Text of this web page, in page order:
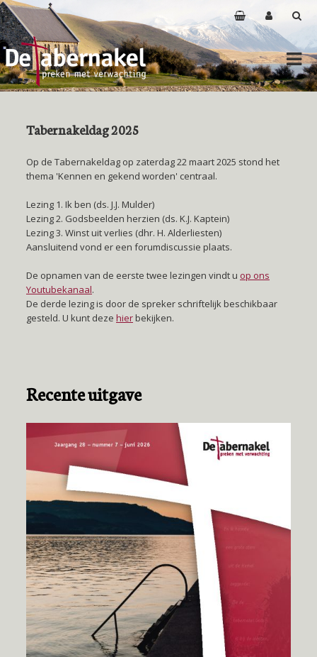
Tabernakeldag 2025
Op de Tabernakeldag op zaterdag 22 maart 2025 stond het
thema 'Kennen en gekend worden' centraal.
Lezing 1. Ik ben (ds. J.J. Mulder)
Lezing 2. Godsbeelden herzien (ds. K.J. Kaptein)
Lezing 3. Winst uit verlies (dhr. H. Alderliesten)
Aansluitend vond er een forumdiscussie plaats.
De opnamen van de eerste twee lezingen vindt u op ons
Youtubekanaal.
De derde lezing is door de spreker schriftelijk beschikbaar
gesteld. U kunt deze hierbekijken.
Recente uitgave